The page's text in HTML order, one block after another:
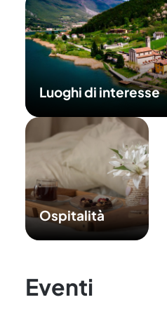
Luoghi di interesse
Ospitalità
Eventi